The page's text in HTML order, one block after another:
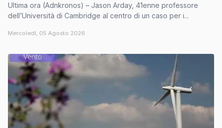
Ultima ora (Adnkronos) – Jason Arday, 41enne professore
dell’Università di Cambridge al centro di un caso per i...
Mercoledì, 05 Agosto 2026